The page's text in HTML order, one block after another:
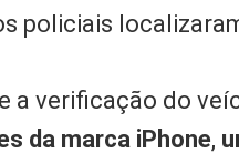
policiais
a verificação do
da marca iPhone,